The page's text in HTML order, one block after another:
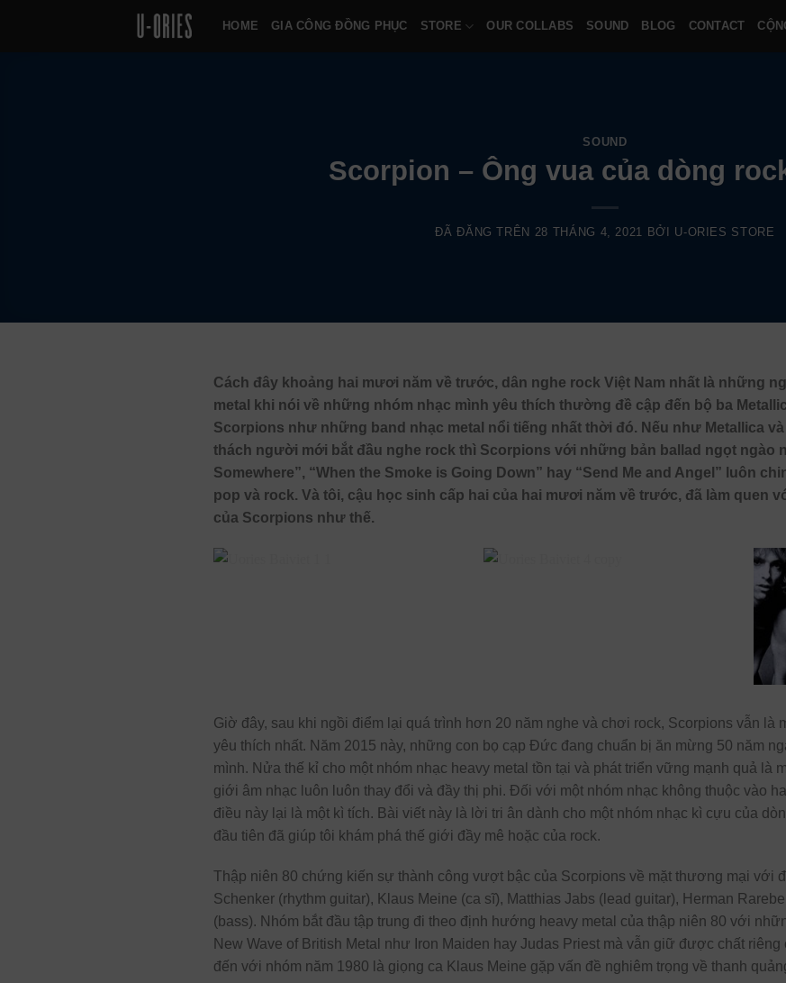
HOME GIA CÔNG ĐỒNG PHỤC STORE OUR COLLABS SOUND BLOG CONTACT
SOUND
Scorpion – Ông vua của dòng
ĐÃ ĐĂNG TRÊN 28 THÁNG 4, 2021 BỞI U-ORIES STORE
Cách đây khoảng hai mươi năm về trước, dân nghe rock Việt Nam nhất là những
metal khi nói về những nhóm nhạc mình yêu thích thường đề cập đến bộ ba
Scorpions như những band nhạc metal nổi tiếng nhất thời đó. Nếu như Metallica
thách người mới bắt đầu nghe rock thì Scorpions với những bản ballad ngọt ngào
Somewhere”, “When the Smoke is Going Down” hay “Send Me and Angel” luôn
pop và rock. Và tôi, cậu học sinh cấp hai của hai mươi năm về trước, đã làm quen
của Scorpions như thế.
Giờ đây, sau khi ngồi điểm lại quá trình hơn 20 năm nghe và chơi rock, Scorpions vẫn là
yêu thích nhất. Năm 2015 này, những con bọ cạp Đức đang chuẩn bị ăn mừng 50 năm
mình. Nửa thế kỉ cho một nhóm nhạc heavy metal tồn tại và phát triển vững mạnh quả là
giới âm nhạc luôn luôn thay đổi và đầy thị phi. Đối với một nhóm nhạc không thuộc vào
điều này lại là một kì tích. Bài viết này là lời tri ân dành cho một nhóm nhạc kì cựu của
đầu tiên đã giúp tôi khám phá thế giới đầy mê hoặc của rock.
Thập niên 80 chứng kiến sự thành công vượt bậc của Scorpions về mặt thương mại với
Schenker (rhythm guitar), Klaus Meine (ca sĩ), Matthias Jabs (lead guitar), Herman
(bass). Nhóm bắt đầu tập trung đi theo định hướng heavy metal của thập niên 80 với
New Wave of British Metal như Iron Maiden hay Judas Priest mà vẫn giữ được chất
đến với nhóm năm 1980 là giọng ca Klaus Meine gặp vấn đề nghiêm trọng về thanh